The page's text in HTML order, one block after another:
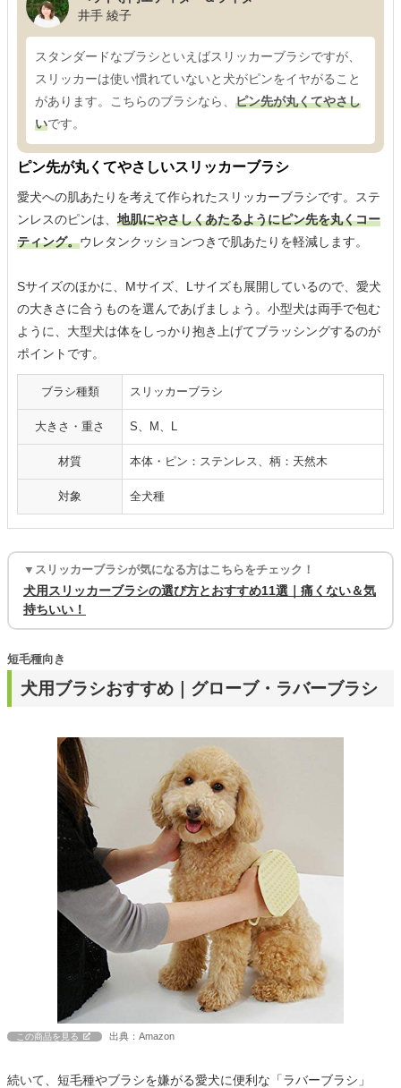
井手 綾子
スタンダードなブラシといえばスリッカーブラシですが、
スリッカーは使い慣れていないと犬がピンをイヤがること
があります。こちらのブラシなら、 ピン先が丸くてやさし
いです。
ピン先が丸くてやさしいスリッカーブラシ
愛犬への肌あたりを考えて作られたスリッカーブラシです。ステ
ンレスのピンは、 地肌にやさしくあたるようにピン先を丸くコー
ティング。ウレタンクッションつきで肌あたりを軽減します。
Sサイズのほかに、Mサイズ、Lサイズも展開しているので、愛犬
の大きさに合うものを選んであげましょう。小型犬は両手で包む
ように、大型犬は体をしっかり抱き上げてブラッシングするのが
ポイントです。
ブラシ種類 スリッカーブラシ
大きさ・重さ S、M、L
材質 本体・ピン：ステンレス、柄：天然木
対象 全犬種
▼スリッカーブラシが気になる方はこちらをチェック！
犬用スリッカーブラシの選び方とおすすめ11選｜痛くない＆気
持ちいい！
犬用ブラシおすすめ｜グローブ・ラバーブラシ
短毛種向き
この商品を見る 出典：Amazon
続いて、短毛種やブラシを嫌がる愛犬に便利な「ラバーブラシ」